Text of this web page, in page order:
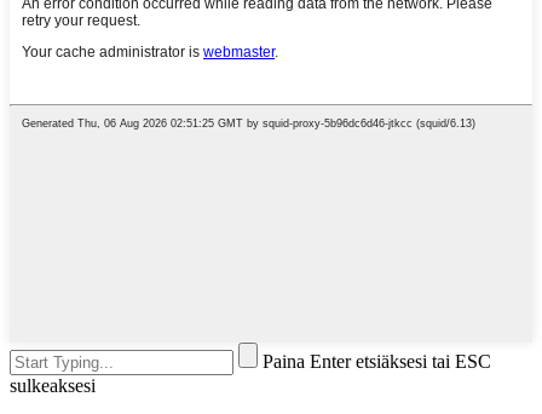
Paina Enter etsiäksesi tai ESC
sulkeaksesi